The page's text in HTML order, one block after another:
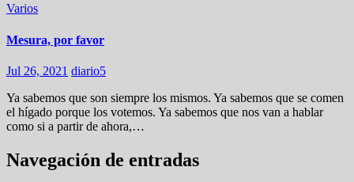
Varios
Mesura, por favor
Jul 26, 2021 diario5
Ya sabemos que son siempre los mismos. Ya sabemos que se comen
el hígado porque los votemos. Ya sabemos que nos van a hablar
como si a partir de ahora,…
Navegación de entradas